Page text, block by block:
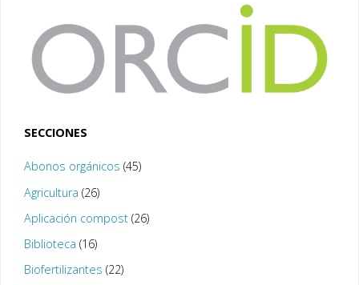
SECCIONES
Abonos orgánicos (45)
Agricultura (26)
Aplicación compost(26)
Biblioteca (16)
Biofertilizantes (22)